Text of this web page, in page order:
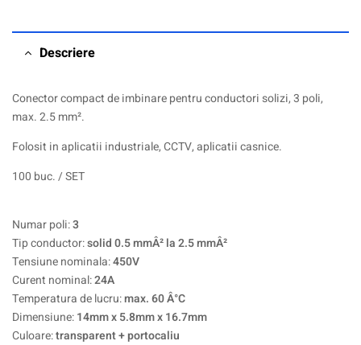
Descriere
Conector compact de imbinare pentru conductori solizi, 3 poli,
max. 2.5 mm².
Folosit in aplicatii industriale, CCTV, aplicatii casnice.
100 buc. / SET
Numar poli:3
Tip conductor:solid 0.5 mmÂ² la 2.5 mmÂ²
Tensiune nominala:450V
Curent nominal:24A
Temperatura de lucru:max. 60 Â°C
Dimensiune:14mm x 5.8mm x 16.7mm
Culoare:transparent + portocaliu